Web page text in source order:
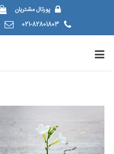
پورتال مشتریان
021-82801803